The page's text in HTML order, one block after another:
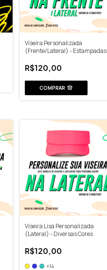
Viseira Personalizada
(Frente/Lateral) - Estampadas
R$120,00
COMPRAR
Viseira Lisa Personalizada
(Lateral) - Diversas Cores
R$120,00
+14